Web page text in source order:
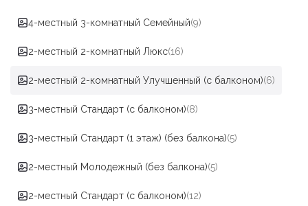
4-местный 3-комнатный Семейный(9)
2-местный 2-комнатный Люкс(16)
2-местный 2-комнатный Улучшенный (с балконом)(6)
3-местный Стандарт (с балконом)(8)
3-местный Стандарт (1 этаж) (без балкона)(5)
2-местный Молодежный (без балкона)(5)
2-местный Стандарт (с балконом)(12)